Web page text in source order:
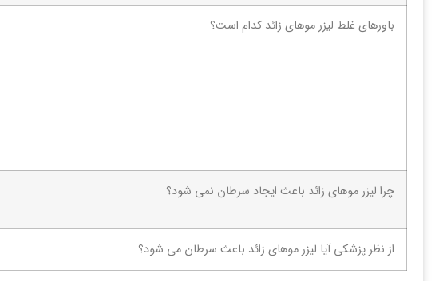
باورهای غلط لیزر موهای زائد کدام است؟
چرا لیزر موهای زائد باعث ایجاد سرطان نمی شود؟
از نظر پزشکی آیا لیزر موهای زائد باعث سرطان می شود؟